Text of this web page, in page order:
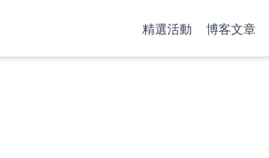
精選活動 博客文章